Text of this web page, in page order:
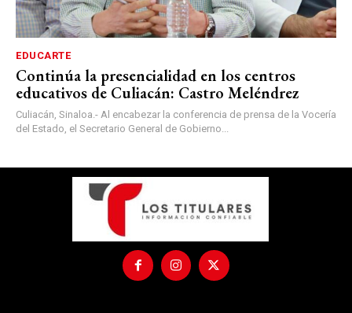
EDUCARTE
Continúa la presencialidad en los centros
educativos de Culiacán: Castro Meléndrez
Culiacán, Sinaloa.- Al encabezar la conferencia de prensa de la Vocería
del Estado, el Secretario General de Gobierno...